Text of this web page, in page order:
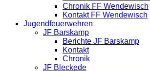
Chronik FF Wendewisch
Kontakt FF Wendewisch
Jugendfeuerwehren
JF Barskamp
Berichte JF Barskamp
Kontakt
Chronik
JF Bleckede